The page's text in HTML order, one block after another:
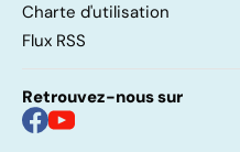
Charte d'utilisation
Flux RSS
Retrouvez-nous sur